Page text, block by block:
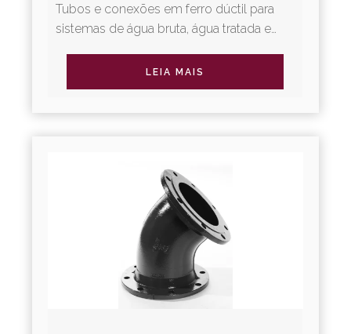
Tubos e conexões em ferro dúctil para
sistemas de água bruta, água tratada e
diversos tipos de juntas...
LEIA MAIS